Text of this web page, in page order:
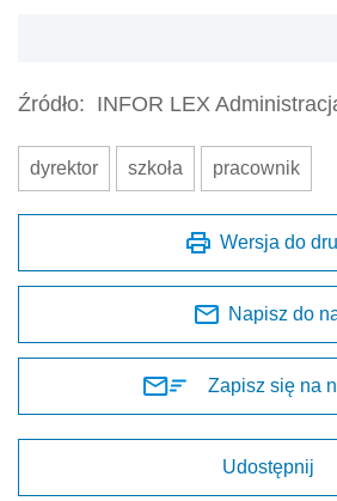
Źródło: INFOR LEX
dyrektor szkoła pracownik
Wersja do
Napisz do
Zapisz się na
Udostępnij